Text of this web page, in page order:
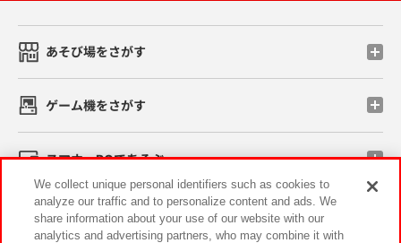
あそび場をさがす
ゲーム機をさがす
スマホ・PCであそぶ
イベント・キャンペーン
We collect unique personal identifiers such as cookies to
analyze our traffic and to personalize content and ads. We
share information about your use of our website with our
analytics and advertising partners, who may combine it with